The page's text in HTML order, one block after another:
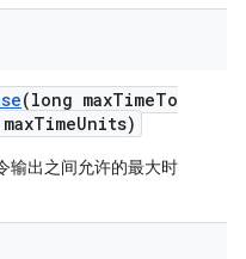
(long maxTimeTo
TimeUnits)
输出之间允许的最大时